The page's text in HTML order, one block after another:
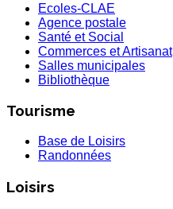
Ecoles-CLAE
Agence postale
Santé et Social
Commerces et Artisanat
Salles municipales
Bibliothèque
Tourisme
Base de Loisirs
Randonnées
Loisirs